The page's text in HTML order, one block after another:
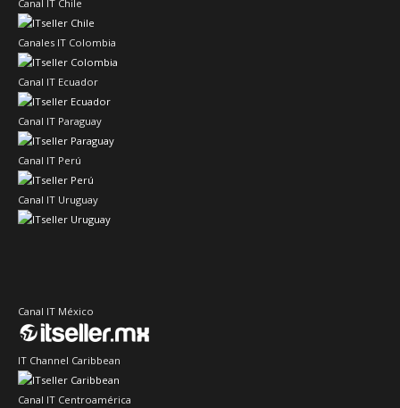
Canal IT Chile
Canales IT Colombia
Canal IT Ecuador
Canal IT Paraguay
Canal IT Perú
Canal IT Uruguay
Canal IT México
IT Channel Caribbean
Canal IT Centroamérica